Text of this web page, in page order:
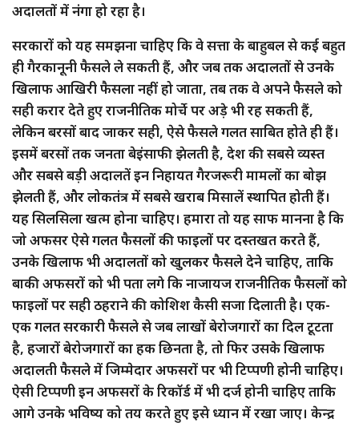
अदालतों में नंगा हो रहा है।
सरकारों को यह समझना चाहिए कि वे सत्ता के बाहुबल से कई बहुत
ही गैरकानूनी फैसले ले सकती हैं, और जब तक अदालतों से उनके
खिलाफ आखिरी फैसला नहीं हो जाता, तब तक वे अपने फैसले को
सही करार देते हुए राजनीतिक मोर्चे पर अड़े भी रह सकती हैं,
लेकिन बरसों बाद जाकर सही, ऐसे फैसले गलत साबित होते ही हैं।
इसमें बरसों तक जनता बेइंसाफी झेलती है, देश की सबसे व्यस्त
और सबसे बड़ी अदालतें इन निहायत गैरजरूरी मामलों का बोझ
झेलती हैं, और लोकतंत्र में सबसे खराब मिसालें स्थापित होती हैं।
यह सिलसिला खत्म होना चाहिए। हमारा तो यह साफ मानना है कि
जो अफसर ऐसे गलत फैसलों की फाइलों पर दस्तखत करते हैं,
उनके खिलाफ भी अदालतों को खुलकर फैसले देने चाहिए, ताकि
बाकी अफसरों को भी पता लगे कि नाजायज राजनीतिक फैसलों को
फाइलों पर सही ठहराने की कोशिश कैसी सजा दिलाती है। एक-
एक गलत सरकारी फैसले से जब लाखों बेरोजगारों का दिल टूटता
है, हजारों बेरोजगारों का हक छिनता है, तो फिर उसके खिलाफ
अदालती फैसले में जिम्मेदार अफसरों पर भी टिप्पणी होनी चाहिए।
ऐसी टिप्पणी इन अफसरों के रिकॉर्ड में भी दर्ज होनी चाहिए ताकि
आगे उनके भविष्य को तय करते हुए इसे ध्यान में रखा जाए। केन्द्र